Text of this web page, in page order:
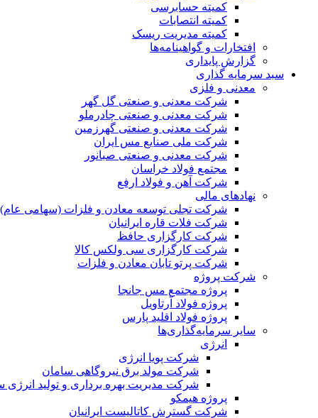
کمیته حسابرسی
کمیته انتصابات
کمیته مدیریت ریسک
افتخارات و گواهینامه‌ها
گزارش پایداری
سبد سرمایه گذاری
معدنی و فلزی
شرکت معدنی و صنعتی گل گهر
شرکت معدنی و صنعتی چادرملو
شرکت معدنی و صنعتی گهرزمین
شرکت ملی صنایع مس ایران
شرکت معدنی و صنعتی صبانور
مجتمع فولاد خراسان
شرکت آهن و فولاد ارفع
نهادهای مالی
شرکت تجلی توسعه معادن و فلزات (سهامی عام)
شرکت فلات قاره ایرانیان
شرکت کارگزاری حافظ
شرکت کارگزاری سی ولکس کالا
شرکت پرتو تابان معادن و فلزات
شرکت پروژه
پروژه مجتمع مس جانجا
پروژه فولاد آرتاویل
پروژه فولاد اقلید پارس
سایر سرمایه‌گذاری‌ها
انرژی
شرکت پویا انرژی
شرکت مولد برق نیروگاهی سامان
شرکت مدیریت بهره برداری و تولید انرژی
پروژه هیمکو
شرکت گسترش کاتالیست ایرانیان